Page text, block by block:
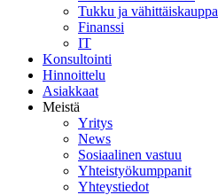
Tukku ja vähittäiskauppa
Finanssi
IT
Konsultointi
Hinnoittelu
Asiakkaat
Meistä
Yritys
News
Sosiaalinen vastuu
Yhteistyökumppanit
Yhteystiedot